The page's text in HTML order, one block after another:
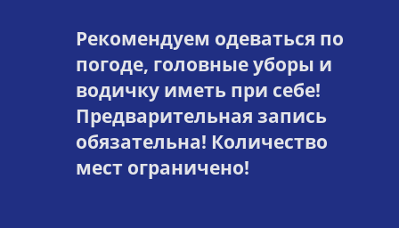
Рекомендуем одеваться по
погоде, головные уборы и
водичку иметь при себе!
Предварительная запись
обязательна! Количество
мест ограничено!